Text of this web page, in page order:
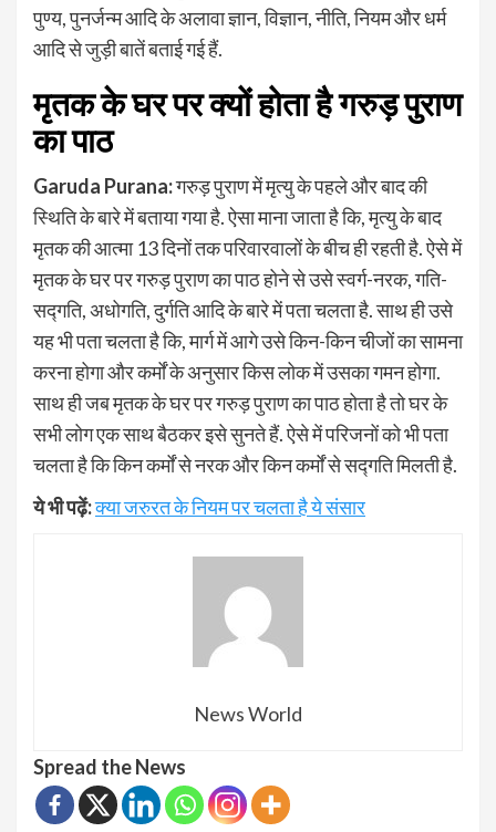
पुण्य, पुनर्जन्म आदि के अलावा ज्ञान, विज्ञान, नीति, नियम और धर्म
आदि से जुड़ी बातें बताई गई हैं.
मृतक के घर पर क्यों होता है गरुड़ पुराण
का पाठ
Garuda Purana:गरुड़ पुराण में मृत्यु के पहले और बाद की
स्थिति के बारे में बताया गया है. ऐसा माना जाता है कि, मृत्यु के बाद
मृतक की आत्मा 13 दिनों तक परिवारवालों के बीच ही रहती है. ऐसे में
मृतक के घर पर गरुड़ पुराण का पाठ होने से उसे स्वर्ग-नरक, गति-
सद्गति, अधोगति, दुर्गति आदि के बारे में पता चलता है. साथ ही उसे
यह भी पता चलता है कि, मार्ग में आगे उसे किन-किन चीजों का सामना
करना होगा और कर्मों के अनुसार किस लोक में उसका गमन होगा.
साथ ही जब मृतक के घर पर गरुड़ पुराण का पाठ होता है तो घर के
सभी लोग एक साथ बैठकर इसे सुनते हैं. ऐसे में परिजनों को भी पता
चलता है कि किन कर्मों से नरक और किन कर्मों से सद्गति मिलती है.
ये भी पढ़ें:क्या जरुरत के नियम पर चलता है ये संसार
News World
Spread the News